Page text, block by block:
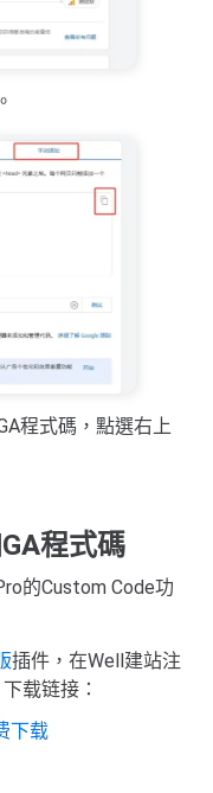
程式碼，點選右上
程式碼
的Custom Code功
插件，在Well建站注
载链接：
下载